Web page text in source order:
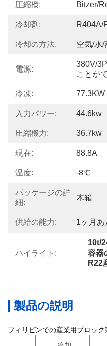
圧縮機: Bitzer/
冷却剤: R404A/
冷却の方法: 空気/水/
電源:
380V/
ことが
冷凍: 77.3KW
入力パワー: 44.6kw
圧縮機力: 36.7kw
現在: 88.8A
温度: -8℃
パッケージの詳
細:
木箱
供給の能力: 1ヶ月あ
ハイライト:
10t/
容器
R22
製品の説明
フィリピンでの産業用ブロッ